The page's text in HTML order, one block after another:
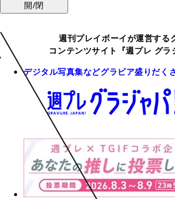
開/閉
週刊プレイボーイが運営する
コンテンツサイト『週プレ グラ
デジタル写真集などグラビア盛りだく